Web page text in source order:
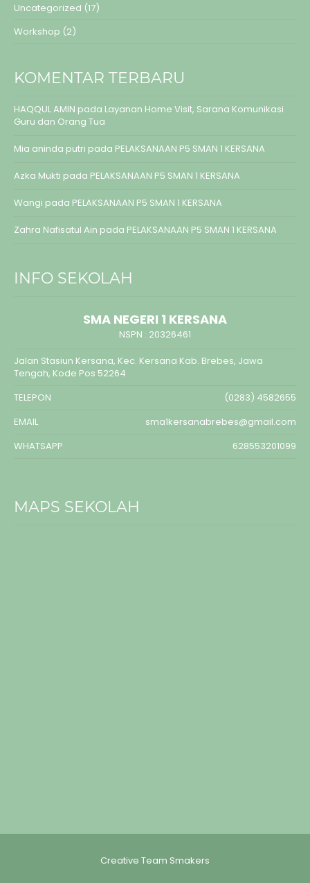
Uncategorized (17)
Workshop (2)
KOMENTAR TERBARU
HAQQUL AMIN pada Layanan Home Visit, Sarana Komunikasi
Guru dan Orang Tua
Mia aninda putri pada PELAKSANAAN P5 SMAN 1 KERSANA
Azka Mukti pada PELAKSANAAN P5 SMAN 1 KERSANA
Wangi pada PELAKSANAAN P5 SMAN 1 KERSANA
Zahra Nafisatul Ain pada PELAKSANAAN P5 SMAN 1 KERSANA
INFO SEKOLAH
SMA NEGERI 1 KERSANA
NSPN : 20326461
Jalan Stasiun Kersana, Kec. Kersana Kab. Brebes, Jawa
Tengah, Kode Pos 52264
TELEPON
(0283) 4582655
EMAIL
sma1kersanabrebes@gmail.com
WHATSAPP
628553201099
MAPS SEKOLAH
Creative Team Smakers